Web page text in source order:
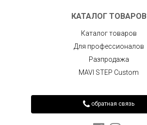
КАТАЛОГ ТОВАРОВ
Каталог товаров
Для профессионалов
Разпродажа
MAVI STEP Custom
обратная связь